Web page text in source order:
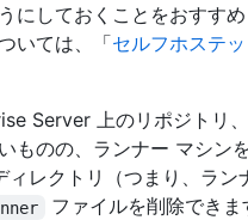
にしておくことをおすす
いては、「セルフホステ
Server 上のリポジトリ
ものの、ランナー マシン
ィレクトリ（つまり、ラ
ファイルを削除でき